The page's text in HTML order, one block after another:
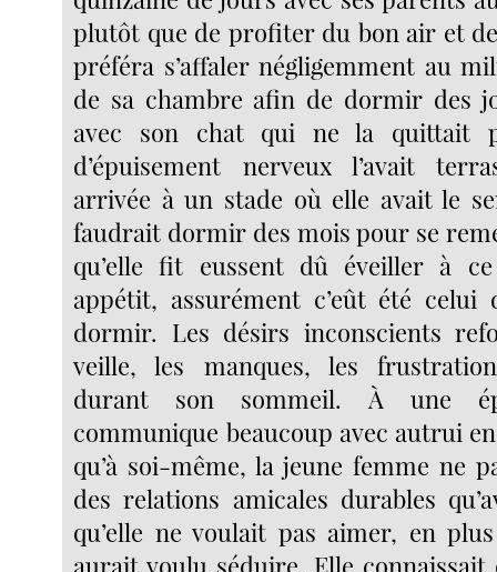
plutôt que de profiter du bon air et
préféra s’affaler négligemment au
de sa chambre afin de dormir des
avec son chat qui ne la quittait
d’épuisement nerveux l’avait
arrivée à un stade où elle avait le
faudrait dormir des mois pour se
qu’elle fit eussent dû éveiller à
appétit, assurément c’eût été celui
dormir. Les désirs inconscients
veille, les manques, les
durant son sommeil. À une
communique beaucoup avec autrui
qu’à soi-même, la jeune femme ne
des relations amicales durables
qu’elle ne voulait pas aimer, en
aurait voulu séduire. Elle